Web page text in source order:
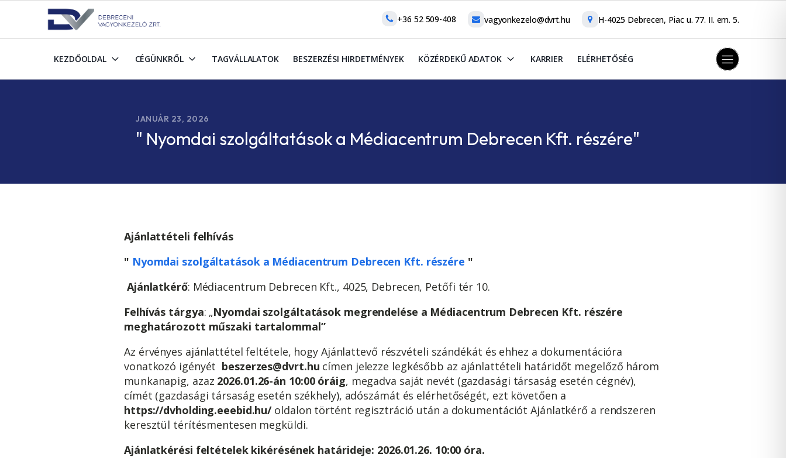
+36 52 509-408 vagyonkezelo@dvrt.hu H-4025 Debrecen, Piac u. 77. II. em. 5.
KEZDŐOLDAL CÉGÜNKRŐL TAGVÁLLALATOK BESZERZÉSI HIRDETMÉNYEK KÖZÉRDEKŰ ADATOK KARRIER ELÉRHETŐSÉG
JANUÁR 23, 2026
" Nyomdai szolgáltatások a Médiacentrum Debrecen Kft. részére"
Ajánlattételi felhívás
" Nyomdai szolgáltatások a Médiacentrum Debrecen Kft. részére "
Ajánlatkérő: Médiacentrum Debrecen Kft., 4025, Debrecen, Petőfi tér 10.
Felhívás tárgya: „Nyomdai szolgáltatások megrendelése a Médiacentrum Debrecen Kft. részére
meghatározott műszaki tartalommal”
Az érvényes ajánlattétel feltétele, hogy Ajánlattevő részvételi szándékát és ehhez a dokumentációra
vonatkozó igényét beszerzes@dvrt.hu címen jelezze legkésőbb az ajánlattételi határidőt megelőző három
munkanapig, azaz 2026.01.26-án 10:00 óráig, megadva saját nevét (gazdasági társaság esetén cégnév),
címét (gazdasági társaság esetén székhely), adószámát és elérhetőségét, ezt követően a
https://dvholding.eeebid.hu/oldalon történt regisztráció után a dokumentációt Ajánlatkérő a rendszeren
keresztül térítésmentesen megküldi.
Ajánlatkérési feltételek kikérésének határideje: 2026.01.26. 10:00 óra.